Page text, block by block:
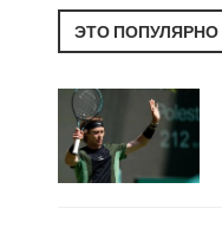
ЭТО ПОПУЛЯРНО